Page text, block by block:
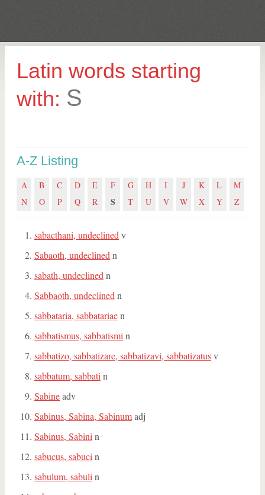
Latin words starting
with: S
A-Z Listing
A B C D E F G H I J K L
M
N
O P Q R S T U V W X Y Z
sabacthani, undeclined v
Sabaoth, undeclined n
sabath, undeclined n
Sabbaoth, undeclined n
sabbataria, sabbatariaen
sabbatismus, sabbatismi n
sabbatizo, sabbatizare, sabbatizavi, sabbatizatusv
sabbatum, sabbati n
Sabineadv
Sabinus, Sabina, Sabinumadj
Sabinus, Sabini n
sabucus, sabuci n
sabulum, sabuli n